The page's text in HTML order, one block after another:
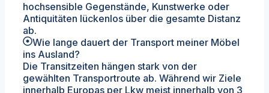
hochsensible Gegenstände, Kunstwerke oder
Antiquitäten lückenlos über die gesamte Distanz
ab.
Wie lange dauert der Transport meiner Möbel
ins Ausland?
Die Transitzeiten hängen stark von der
gewählten Transportroute ab. Während wir Ziele
innerhalb Europas per Lkw meist innerhalb von 3